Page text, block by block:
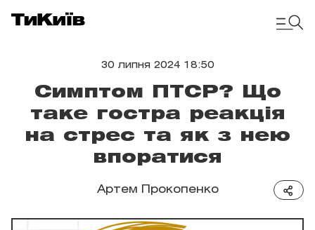
30 липня 2024 18:50
Симптом ПТСР? Що
таке гостра реакція
на стрес та як з нею
впоратися
Артем Прокопенко